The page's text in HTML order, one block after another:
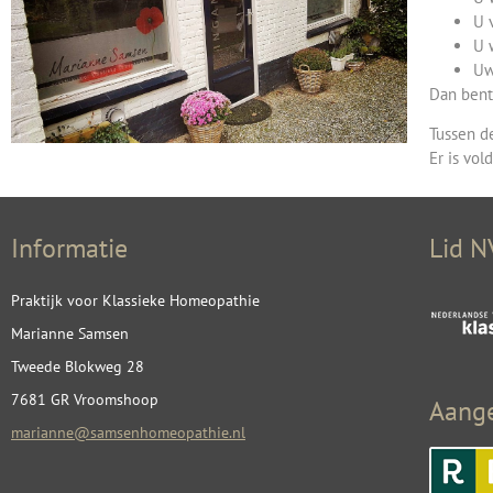
U
U
Dan
Tussen
Er is
Informatie
Praktijk voor Klassieke Homeopathie
Marianne Samsen
Tweede Blokweg 28
7681 GR Vroomshoop
marianne@samsenhomeopathie.nl
Lid